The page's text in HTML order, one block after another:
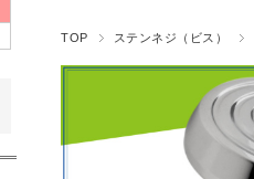
TOP ステンネジ（ビス）